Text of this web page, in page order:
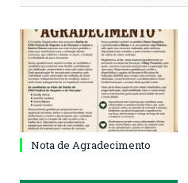
Nota de Agradecimento